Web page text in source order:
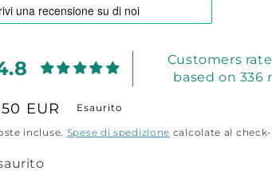
Customers
based on 336
EUR Esaurito
incluse. Spese di spedizione calcolate al check-